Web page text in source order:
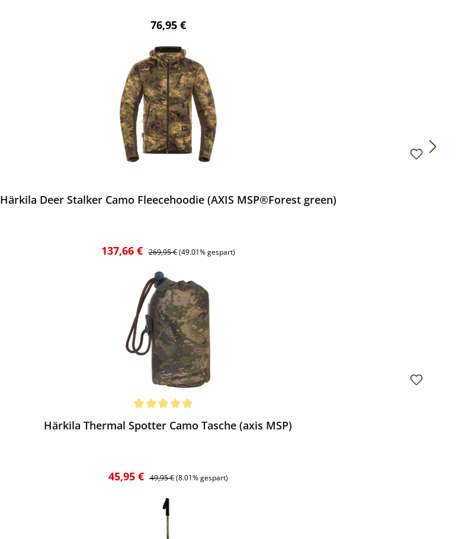
Regulärer Preis:
76,95 €
Härkila Deer Stalker Camo Fleecehoodie (AXIS MSP®Forest green)
Verkaufspreis:
137,66 € Regulärer Preis:
269,95 € (49.01% gespart)
Härkila Thermal Spotter Camo Tasche (axis MSP)
Verkaufspreis:
45,95 € Regulärer Preis:
49,95 € (8.01% gespart)